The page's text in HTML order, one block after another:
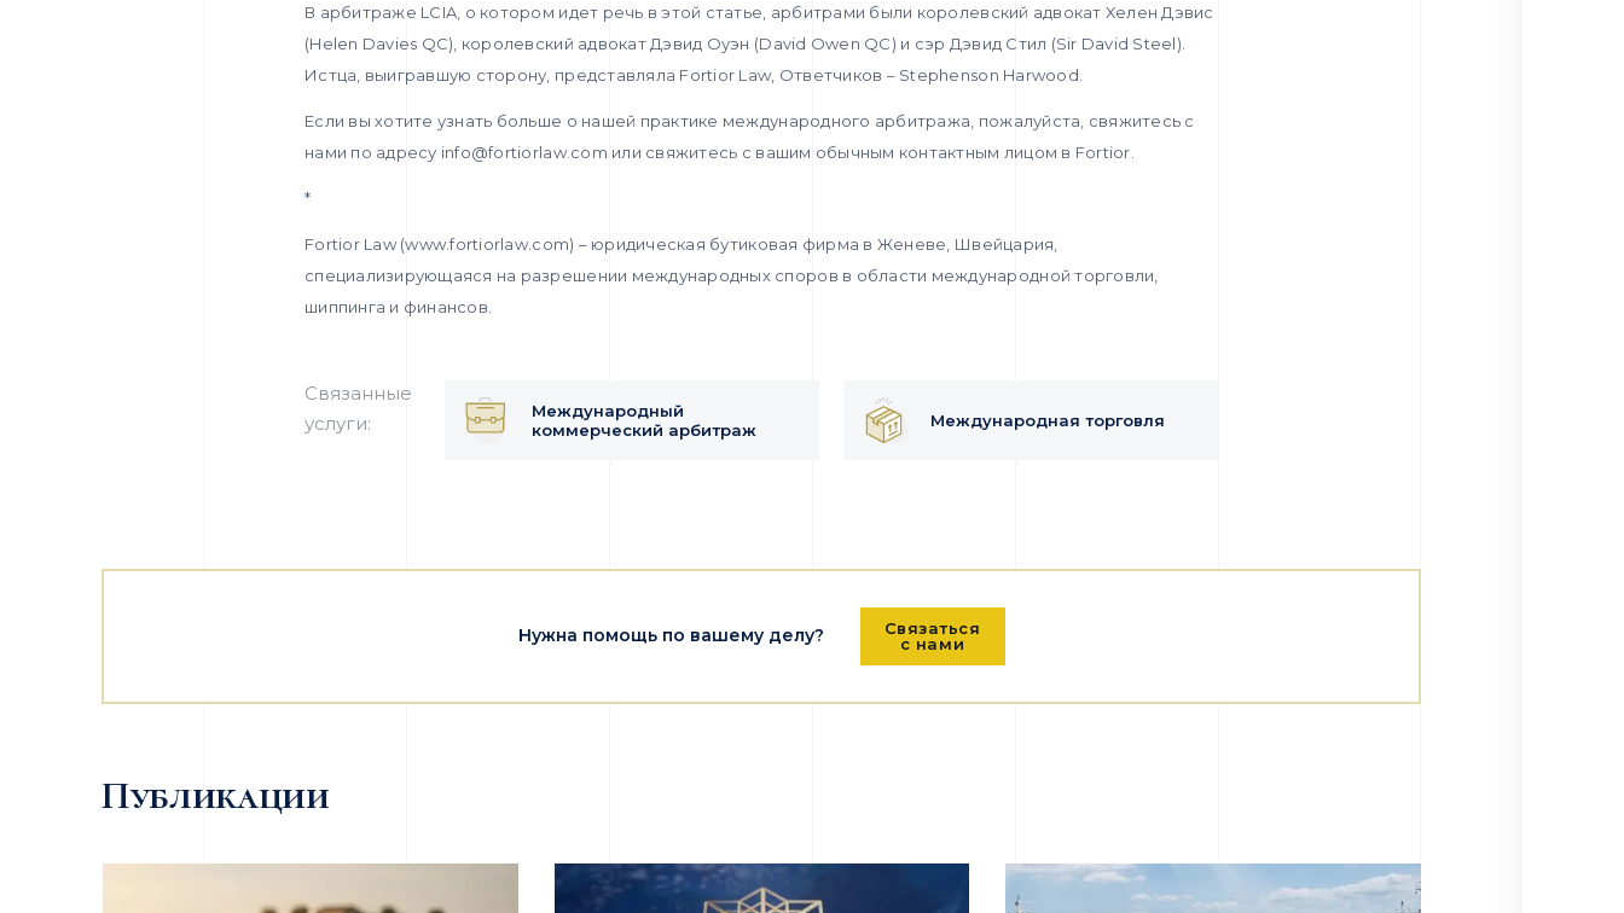
В арбитраже LCIA, о котором идет речь в этой статье, арбитрами были королевский адвокат Хелен Дэвис
(Helen Davies QC), королевский адвокат Дэвид Оуэн (David Owen QC) и сэр Дэвид Стил (Sir David Steel).
Истца, выигравшую сторону, представляла Fortior Law, Ответчиков – Stephenson Harwood.
Если вы хотите узнать больше о нашей практике международного арбитража, пожалуйста, свяжитесь с
нами по адресу info@fortiorlaw.com или свяжитесь с вашим обычным контактным лицом в Fortior.
*
Fortior Law (www.fortiorlaw.com) – юридическая бутиковая фирма в Женеве, Швейцария,
специализирующаяся на разрешении международных споров в области международной торговли,
шиппинга и финансов.
Связанные
услуги:
Международный
коммерческий арбитраж
Международная торговля
Нужна помощь по вашему делу?
Связаться
с нами
Публикации